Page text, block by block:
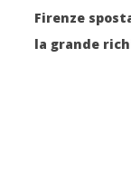
Firenze
la grande